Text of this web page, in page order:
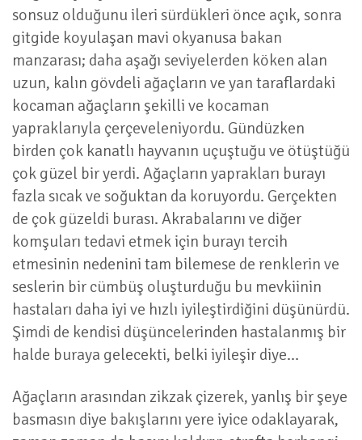
sonsuz olduğunu ileri sürdükleri önce açık, sonra
gitgide koyulaşan mavi okyanusa bakan
manzarası; daha aşağı seviyelerden köken alan
uzun, kalın gövdeli ağaçların ve yan taraflardaki
kocaman ağaçların şekilli ve kocaman
yapraklarıyla çerçeveleniyordu. Gündüzken
birden çok kanatlı hayvanın uçuştuğu ve ötüştüğü
çok güzel bir yerdi. Ağaçların yaprakları burayı
fazla sıcak ve soğuktan da koruyordu. Gerçekten
de çok güzeldi burası. Akrabalarını ve diğer
komşuları tedavi etmek için burayı tercih
etmesinin nedenini tam bilemese de renklerin ve
seslerin bir cümbüş oluşturduğu bu mevkiinin
hastaları daha iyi ve hızlı iyileştirdiğini düşünürdü.
Şimdi de kendisi düşüncelerinden hastalanmış bir
halde buraya gelecekti, belki iyileşir diye…
Ağaçların arasından zikzak çizerek, yanlış bir şeye
basmasın diye bakışlarını yere iyice odaklayarak,